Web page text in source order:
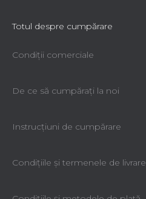
Totul despre cumpărare
Condiții comerciale
De ce să cumpăraţi la noi
Instrucțiuni de cumpărare
Condiţiile şi termenele de livrare